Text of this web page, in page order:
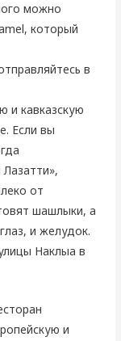
можно
который
в
и кавказскую
Если вы
от
шашлыки, а
и желудок.
Наклыа в
и